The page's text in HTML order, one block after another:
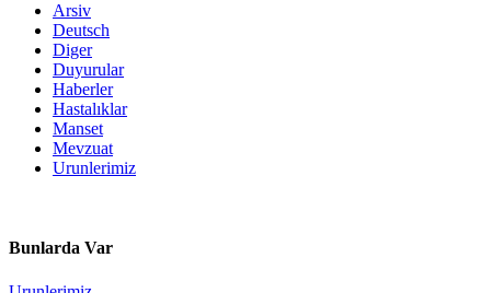
Arsiv
Deutsch
Diger
Duyurular
Haberler
Hastalıklar
Manset
Mevzuat
Urunlerimiz
Bunlarda Var